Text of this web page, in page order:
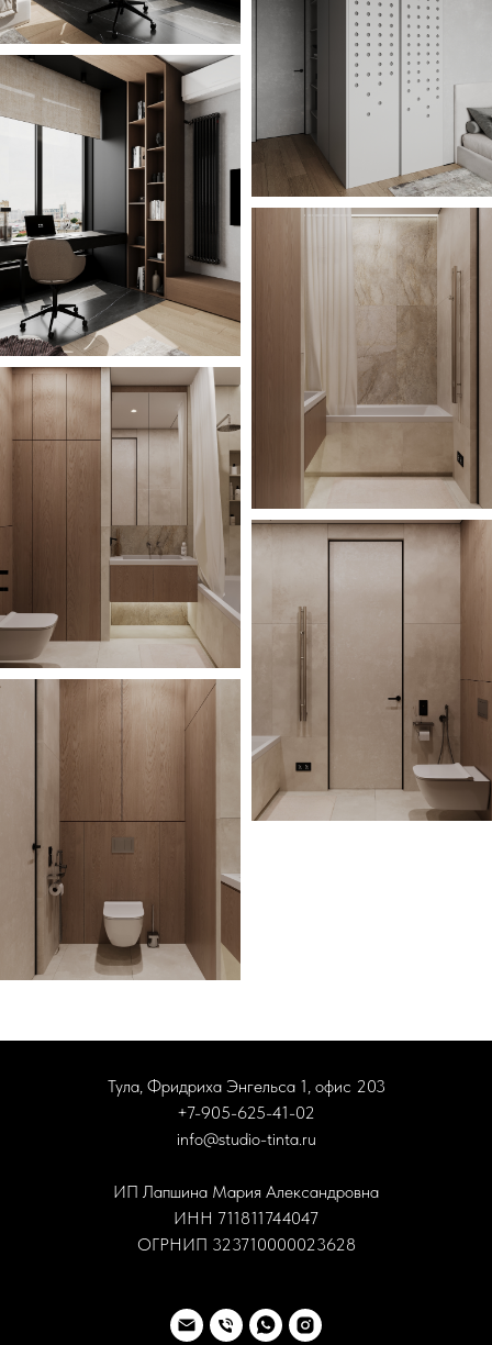
Тула, Фридриха Энгельса 1, офис 203
+7-905-625-41-02
info@studio-tinta.ru
ИП Лапшина Мария Александровна
ИНН 711811744047
ОГРНИП 323710000023628